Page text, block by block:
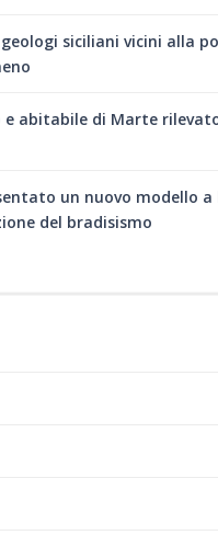
siciliani vicini alla
e abitabile di Marte
un nuovo modello a
del bradisismo